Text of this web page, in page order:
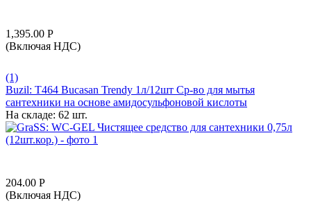
1,395.00 Р
(Включая НДС)
(1)
Buzil: T464 Bucasan Trendy 1л/12шт Ср-во для мытья
сантехники на основе амидосульфоновой кислоты
На складе: 62 шт.
204.00 Р
(Включая НДС)